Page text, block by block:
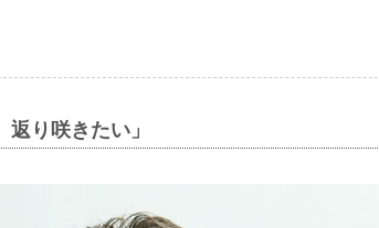
返り咲きたい」